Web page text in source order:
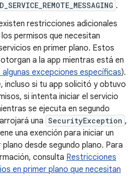
.
restricciones adicionales
permisos que necesitan
en primer plano. Estos
a la app mientras está en
algunas excepciones específicas).
incluso si tu app solicitó y obtuvo
si intenta iniciar el servicio
se ejecuta en segundo
una SecurityException ,
una exención para iniciar un
desde segundo plano. Para
consulta Restricciones
en primer plano que necesitan